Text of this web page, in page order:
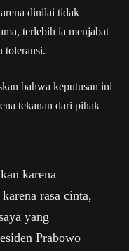
dinilai tidak
terlebih ia menjabat
toleransi.
bahwa keputusan ini
tekanan dari pihak
karena
rasa cinta,
yang
Prabowo